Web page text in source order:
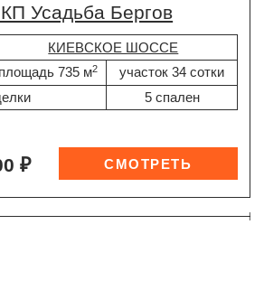
КП Усадьба Бергов
КИЕВСКОЕ ШОССЕ
площадь 735 м2
участок 34 сотки
5 спален
₽